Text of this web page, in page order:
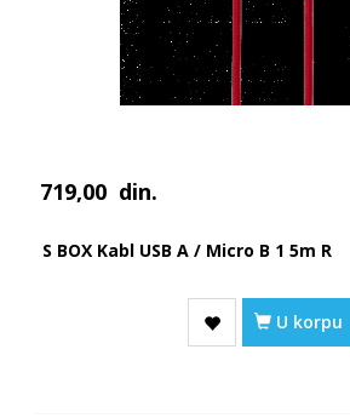
719,00 din.
S BOX Kabl USB A / Micro B 1 5m R
U korpu